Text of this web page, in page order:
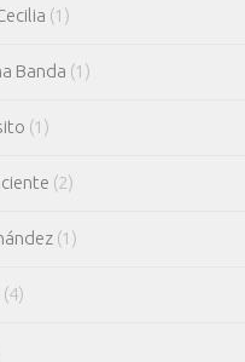
(1)
Banda (1)
(1)
(2)
(1)
(4)